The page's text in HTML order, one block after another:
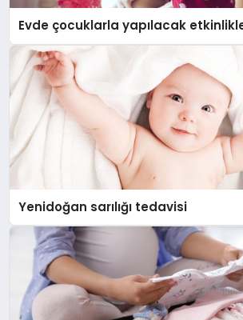
Evde çocuklarla yapılacak
Yenidoğan sarılığı tedavisi